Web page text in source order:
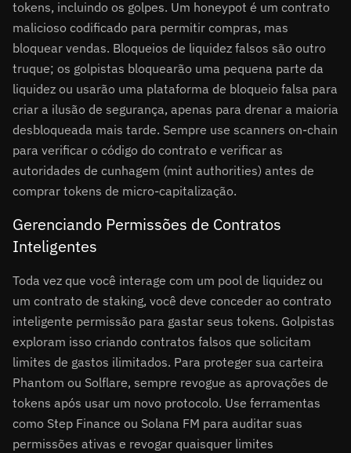
tokens, incluindo os golpes. Um honeypot é um contrato
malicioso codificado para permitir compras, mas
bloquear vendas. Bloqueios de liquidez falsos são outro
truque; os golpistas bloquearão uma pequena parte da
liquidez ou usarão uma plataforma de bloqueio falsa para
criar a ilusão de segurança, apenas para drenar a maioria
desbloqueada mais tarde. Sempre use scanners on-chain
para verificar o código do contrato e verificar as
autoridades de cunhagem (mint authorities) antes de
comprar tokens de micro-capitalização.
Gerenciando Permissões de Contratos
Inteligentes
Toda vez que você interage com um pool de liquidez ou
um contrato de staking, você deve conceder ao contrato
inteligente permissão para gastar seus tokens. Golpistas
exploram isso criando contratos falsos que solicitam
limites de gastos ilimitados. Para proteger sua carteira
Phantom ou Solflare, sempre revogue as aprovações de
tokens após usar um novo protocolo. Use ferramentas
como Step Finance ou Solana FM para auditar suas
permissões ativas e revogar quaisquer limites